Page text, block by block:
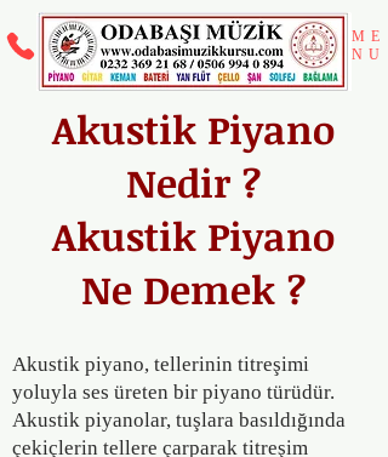
ME
NU
Akustik Piyano
Nedir ?
Akustik Piyano
Ne Demek ?
Akustik piyano, tellerinin titreşimi
yoluyla ses üreten bir piyano türüdür.
Akustik piyanolar, tuşlara basıldığında
çekiçlerin tellere çarparak titreşim